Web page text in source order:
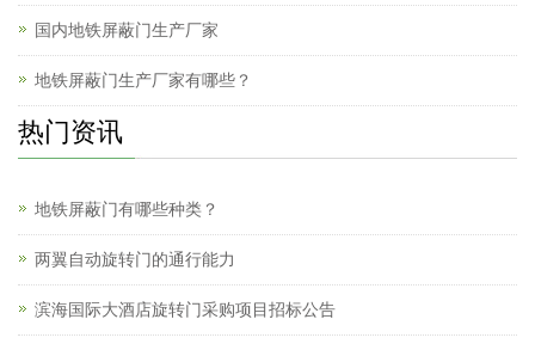
国内地铁屏蔽门生产厂家
地铁屏蔽门生产厂家有哪些？
热门资讯
地铁屏蔽门有哪些种类？
两翼自动旋转门的通行能力
滨海国际大酒店旋转门采购项目招标公告